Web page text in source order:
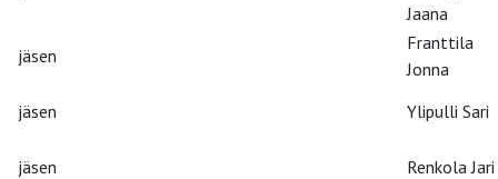
Jaana
jäsen
Franttila
Jonna
jäsen
Ylipulli Sari
jäsen Renkola Jari